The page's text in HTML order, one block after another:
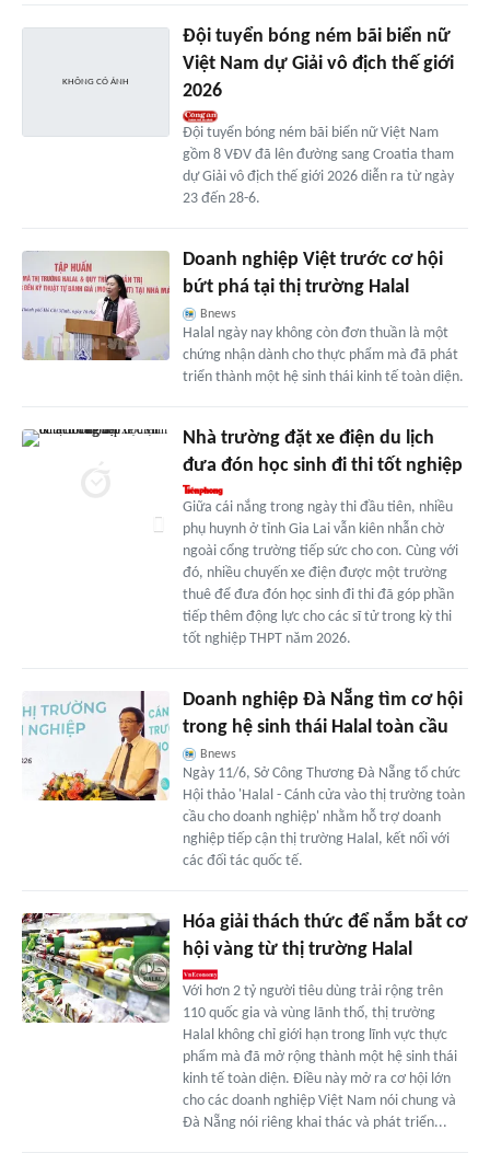
Đội tuyển bóng ném bãi biển nữ
Việt Nam dự Giải vô địch thế giới
2026
Đội tuyển bóng ném bãi biển nữ Việt Nam
gồm 8 VĐV đã lên đường sang Croatia tham
dự Giải vô địch thế giới 2026 diễn ra từ ngày
23 đến 28-6.
Doanh nghiệp Việt trước cơ hội
bứt phá tại thị trường Halal
Bnews
Halal ngày nay không còn đơn thuần là một
chứng nhận dành cho thực phẩm mà đã phát
triển thành một hệ sinh thái kinh tế toàn diện.
Nhà trường đặt xe điện du lịch
đưa đón học sinh đi thi tốt nghiệp
Giữa cái nắng trong ngày thi đầu tiên, nhiều
phụ huynh ở tỉnh Gia Lai vẫn kiên nhẫn chờ
ngoài cổng trường tiếp sức cho con. Cùng với
đó, nhiều chuyến xe điện được một trường
thuê để đưa đón học sinh đi thi đã góp phần
tiếp thêm động lực cho các sĩ tử trong kỳ thi
tốt nghiệp THPT năm 2026.
Doanh nghiệp Đà Nẵng tìm cơ hội
trong hệ sinh thái Halal toàn cầu
Bnews
Ngày 11/6, Sở Công Thương Đà Nẵng tổ chức
Hội thảo 'Halal - Cánh cửa vào thị trường toàn
cầu cho doanh nghiệp' nhằm hỗ trợ doanh
nghiệp tiếp cận thị trường Halal, kết nối với
các đối tác quốc tế.
Hóa giải thách thức để nắm bắt cơ
hội vàng từ thị trường Halal
Với hơn 2 tỷ người tiêu dùng trải rộng trên
110 quốc gia và vùng lãnh thổ, thị trường
Halal không chỉ giới hạn trong lĩnh vực thực
phẩm mà đã mở rộng thành một hệ sinh thái
kinh tế toàn diện. Điều này mở ra cơ hội lớn
cho các doanh nghiệp Việt Nam nói chung và
Đà Nẵng nói riêng khai thác và phát triển...